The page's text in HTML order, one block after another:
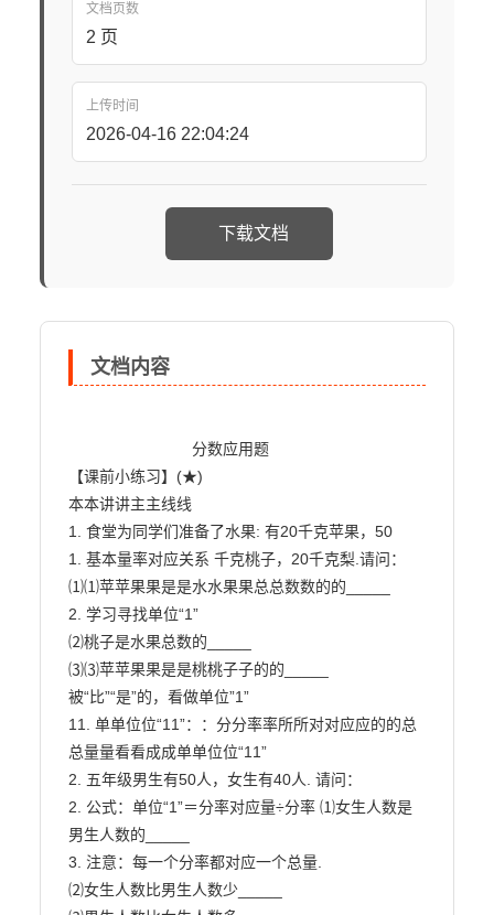
文档页数
2 页
上传时间
2026-04-16 22:04:24
下载文档
文档内容
【课前小练习】(★)
本本讲讲主主线线
1. 食堂为同学们准备了水果: 有20千克苹果，50
1. 基本量率对应关系 千克桃子，20千克梨.请问：
⑴⑴苹苹果果是是水水果果总总数数的的_____
2. 学习寻找单位“1”
⑵桃子是水果总数的_____
⑶⑶苹苹果果是是桃桃子子的的_____
被“比”“是”的，看做单位”1”
11. 单单位位“11”：：分分率率所所对对应应的的总
总量量看看成成单单位位“11”
2. 五年级男生有50人，女生有40人. 请问：
2. 公式：单位“1”＝分率对应量÷分率 ⑴女生人数是
男生人数的_____
3. 注意：每一个分率都对应一个总量.
⑵女生人数比男生人数少_____